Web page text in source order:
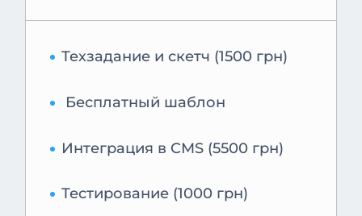
Техзадание и скетч (1500 грн)
Бесплатный шаблон
Интеграция в CMS (5500 грн)
Тестирование (1000 грн)